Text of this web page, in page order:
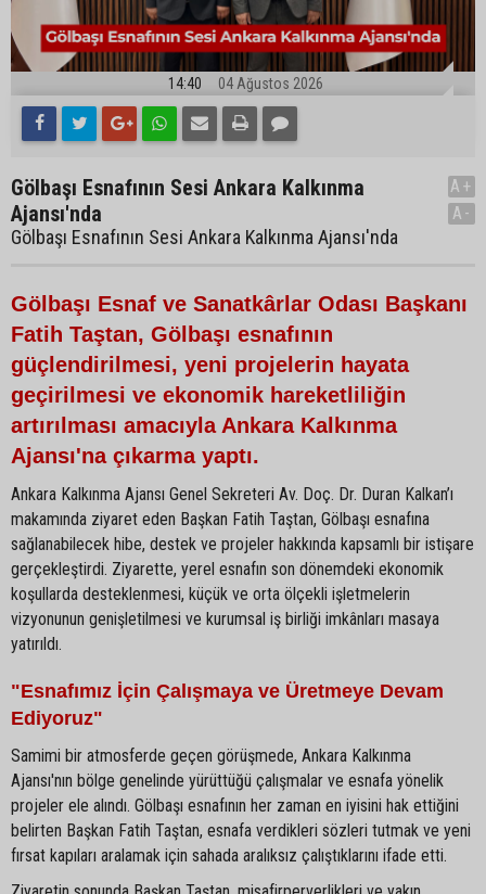
14:40 04 Ağustos 2026
Gölbaşı Esnafının Sesi Ankara Kalkınma
Ajansı'nda
Gölbaşı Esnafının Sesi Ankara Kalkınma Ajansı'nda
A+
A-
Gölbaşı Esnaf ve Sanatkârlar Odası Başkanı
Fatih Taştan, Gölbaşı esnafının
güçlendirilmesi, yeni projelerin hayata
geçirilmesi ve ekonomik hareketliliğin
artırılması amacıyla Ankara Kalkınma
Ajansı'na çıkarma yaptı.
Ankara Kalkınma Ajansı Genel Sekreteri Av. Doç. Dr. Duran Kalkan’ı
makamında ziyaret eden Başkan Fatih Taştan, Gölbaşı esnafına
sağlanabilecek hibe, destek ve projeler hakkında kapsamlı bir istişare
gerçekleştirdi. Ziyarette, yerel esnafın son dönemdeki ekonomik
koşullarda desteklenmesi, küçük ve orta ölçekli işletmelerin
vizyonunun genişletilmesi ve kurumsal iş birliği imkânları masaya
yatırıldı.
"Esnafımız İçin Çalışmaya ve Üretmeye Devam
Ediyoruz"
Samimi bir atmosferde geçen görüşmede, Ankara Kalkınma
Ajansı'nın bölge genelinde yürüttüğü çalışmalar ve esnafa yönelik
projeler ele alındı. Gölbaşı esnafının her zaman en iyisini hak ettiğini
belirten Başkan Fatih Taştan, esnafa verdikleri sözleri tutmak ve yeni
fırsat kapıları aralamak için sahada aralıksız çalıştıklarını ifade etti.